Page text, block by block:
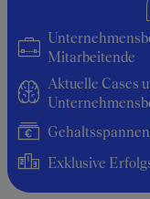
Mitarbeitende
Aktuelle Cases
Exklusive